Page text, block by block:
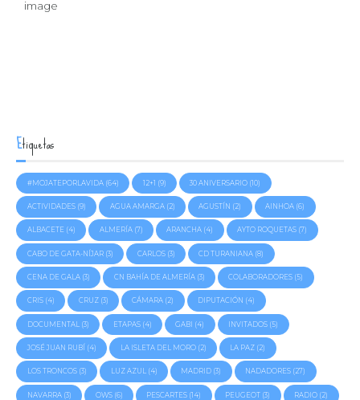
Etiquetas
#MOJATEPORLAVIDA(64) 12+1 (9) 30 ANIVERSARIO (10)
ACTIVIDADES(9) AGUA AMARGA(2) AGUSTÍN (2) AINHOA (6)
ALBACETE(4) ALMERÍA(7) ARANCHA (4) AYTO ROQUETAS (7)
CABO DE GATA-NÍJAR(3) CARLOS(3) CD TURANIANA (8)
CENA DE GALA(3) CN BAHÍA DE ALMERÍA(3) COLABORADORES (5)
CRIS(4) CRUZ(3) CÁMARA (2) DIPUTACIÓN (4)
DOCUMENTAL (3) ETAPAS(4) GABI (4) INVITADOS (5)
JOSÉ JUAN RUBÍ (4) LA ISLETA DEL MORO(2) LA PAZ (2)
LOS TRONCOS(3) LUZ AZUL(4) MADRID (3) NADADORES (27)
NAVARRA(3) OWS(6) PESCARTES (14) PEUGEOT (3) RADIO (2)